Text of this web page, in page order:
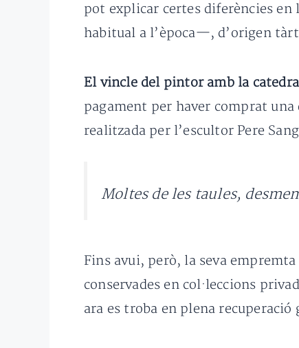
pot explicar certes diferències
habitual a l’època—, d’origen
El vincle del pintor amb la
pagament per haver comprat
realitzada per l’escultor Pere
Moltes de les taules,
Fins avui, però, la seva
conservades en col·leccions
ara es troba en plena